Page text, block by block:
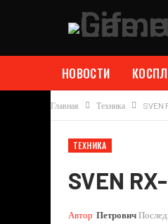
НОВОСТИ
Главная Техника SVEN
ТЕХНИКА
SVEN
Автор Петрович